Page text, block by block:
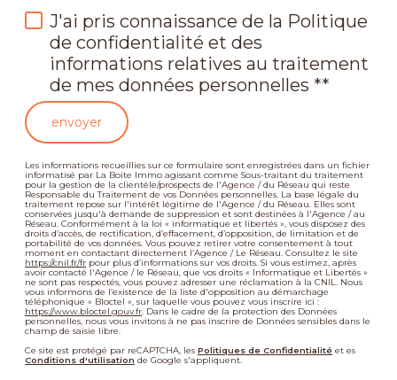
J'ai pris connaissance de la Politique
de confidentialité et des
informations relatives au traitement
de mes données personnelles **
envoyer
Les informations recueillies sur ce formulaire sont enregistrées dans un fichier
informatisé par La Boite Immo agissant comme Sous-traitant du traitement
pour la gestion de la clientèle/prospects de l'Agence / du Réseau qui reste
Responsable du Traitement de vos Données personnelles. La base légale du
traitement repose sur l'intérêt légitime de l'Agence / du Réseau. Elles sont
conservées jusqu'à demande de suppression et sont destinées à l'Agence / au
Réseau. Conformément à la loi « informatique et libertés », vous disposez des
droits d’accès, de rectification, d’effacement, d’opposition, de limitation et de
portabilité de vos données. Vous pouvez retirer votre consentement à tout
moment en contactant directement l’Agence / Le Réseau. Consultez le site
https://cnil.fr/fr pour plus d’informations sur vos droits. Si vous estimez, après
avoir contacté l'Agence / le Réseau, que vos droits « Informatique et Libertés »
ne sont pas respectés, vous pouvez adresser une réclamation à la CNIL. Nous
vous informons de l’existence de la liste d'opposition au démarchage
téléphonique « Bloctel », sur laquelle vous pouvez vous inscrire ici :
https://www.bloctel.gouv.fr. Dans le cadre de la protection des Données
personnelles, nous vous invitons à ne pas inscrire de Données sensibles dans le
champ de saisie libre.
Ce site est protégé par reCAPTCHA, les Politiques de Confidentialité et es
Conditions d'utilisation de Google s'appliquent.